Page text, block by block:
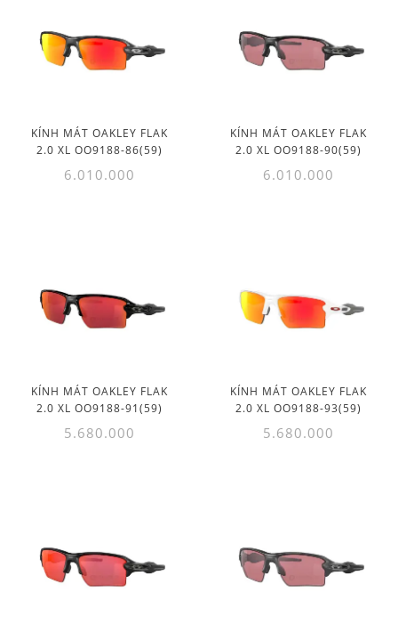
KÍNH MÁT OAKLEY FLAK
2.0 XL OO9188-86(59)
6.010.000
KÍNH MÁT OAKLEY FLAK
2.0 XL OO9188-90(59)
6.010.000
KÍNH MÁT OAKLEY FLAK
2.0 XL OO9188-91(59)
5.680.000
KÍNH MÁT OAKLEY FLAK
2.0 XL OO9188-93(59)
5.680.000